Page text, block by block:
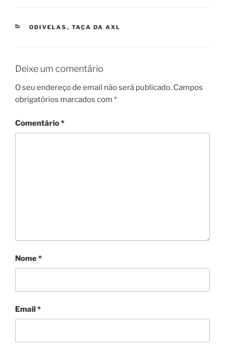
CATEGORIAS
ODIVELAS , TAÇA DA AXL
Deixe um comentário
O seu endereço de email não será publicado. Campos
obrigatórios marcados com *
Comentário*
Nome*
Email*